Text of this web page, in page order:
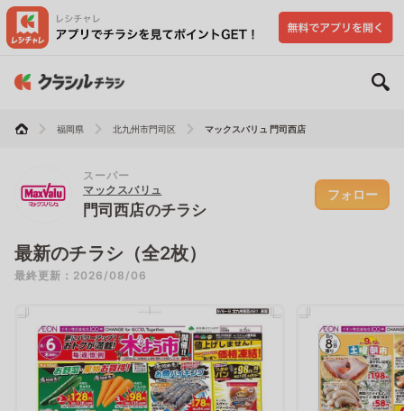
福岡県 北九州市門司区 マックスバリュ 門司西店
スーパー
マックスバリュ
門司西店のチラシ
フォロー
最新のチラシ（全2枚）
最終更新：2026/08/06